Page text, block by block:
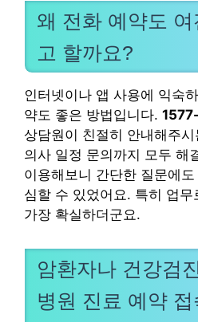
왜 전화 예약도
고 할까요?
인터넷이나 앱 사용에 익숙
약도 좋은 방법입니다.
상담원이 친절히 안내해주
의사 일정 문의까지 모두 해
이용해보니 간단한 질문에
심할 수 있었어요. 특히 업
가장 확실하더군요.
암환자나 건강검
병원 진료 예약